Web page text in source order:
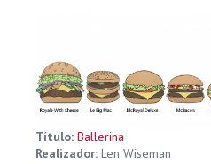
Título: Ballerina
Realizador: Len Wiseman